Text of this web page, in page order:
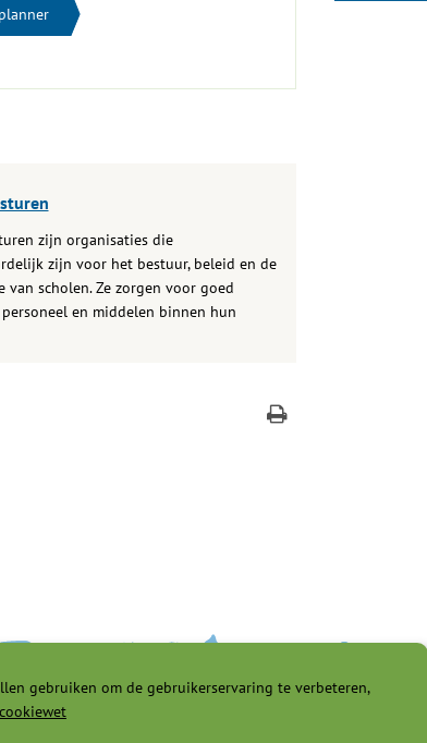
gebruiken om de gebruikerservaring te verbeteren,
zijn organisaties die
zijn voor het bestuur, beleid en de
van scholen. Ze zorgen voor goed
en middelen binnen hun